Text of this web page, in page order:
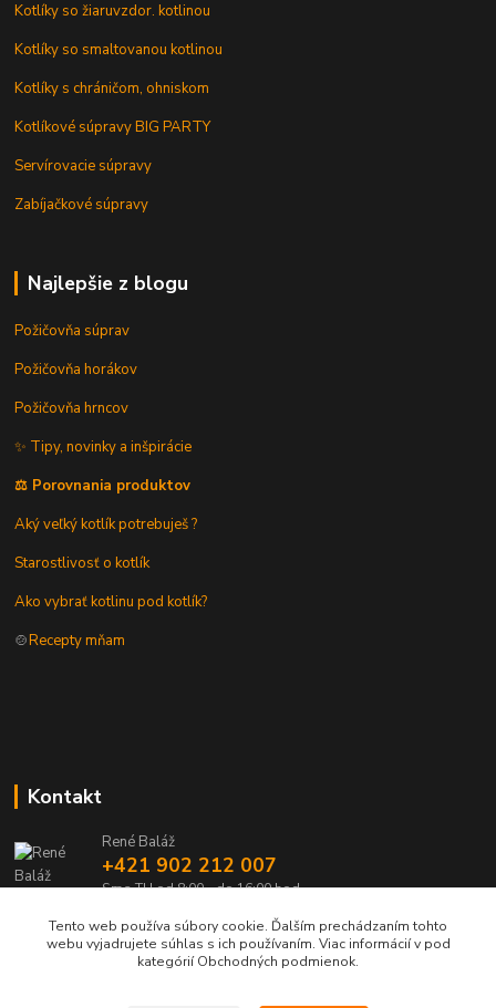
Kotlíky so žiaruvzdor. kotlinou
Kotlíky so smaltovanou kotlinou
Kotlíky s chráničom, ohniskom
Kotlíkové súpravy BIG PARTY
Servírovacie súpravy
Zabíjačkové súpravy
Najlepšie z blogu
Požičovňa súprav
Požičovňa horákov
Požičovňa hrncov
✨ Tipy, novinky a inšpirácie
⚖️ Porovnania produktov
Aký veľký kotlík potrebuješ ?
Starostlivosť o kotlík
Ako vybrať kotlinu pod kotlík?
🍲Recepty mňam
Kontakt
René Baláž
+421 902 212 007
Sme TU od 8:00 - do 16:00 hod
info@kotlik.sk
Tento web používa súbory cookie. Ďalším prechádzaním tohto
webu vyjadrujete súhlas s ich používaním. Viac informácií v pod
kategórií Obchodných podmienok.